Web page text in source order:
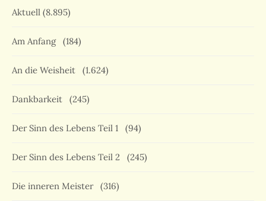
Aktuell (8.895)
Am Anfang (184)
An die Weisheit (1.624)
Dankbarkeit (245)
Der Sinn des Lebens Teil 1 (94)
Der Sinn des Lebens Teil 2 (245)
Die inneren Meister (316)